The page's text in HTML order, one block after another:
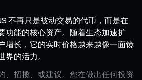
不再只是被动交易的代币，而是在
功能的核心资产。随着生态加速扩
增长，它的实时价格越来越像一面镜
的活力。
、招揽、或建议。您在做出任何投资